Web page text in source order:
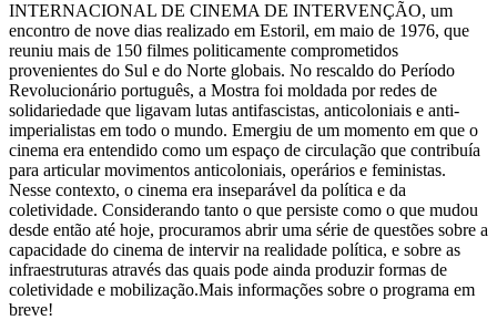
INTERNACIONAL DE CINEMA DE INTERVENÇÃO, um
encontro de nove dias realizado em Estoril, em maio de 1976, que
reuniu mais de 150 filmes politicamente comprometidos
provenientes do Sul e do Norte globais. No rescaldo do Período
Revolucionário português, a Mostra foi moldada por redes de
solidariedade que ligavam lutas antifascistas, anticoloniais e anti-
imperialistas em todo o mundo. Emergiu de um momento em que o
cinema era entendido como um espaço de circulação que contribuía
para articular movimentos anticoloniais, operários e feministas.
Nesse contexto, o cinema era inseparável da política e da
coletividade. Considerando tanto o que persiste como o que mudou
desde então até hoje, procuramos abrir uma série de questões sobre a
capacidade do cinema de intervir na realidade política, e sobre as
infraestruturas através das quais pode ainda produzir formas de
coletividade e mobilização.Mais informações sobre o programa em
breve!